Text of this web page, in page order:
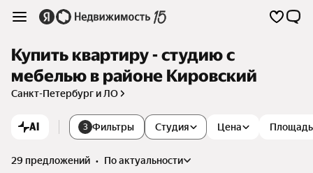
Купить квартиру - студию с
мебелью в районе Кировский
Санкт-Петербург и ЛО
AI 3 Фильтры Студия Цена Площадь
29 предложений •
по актуальности